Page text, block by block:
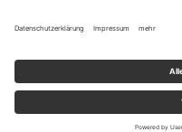
48308